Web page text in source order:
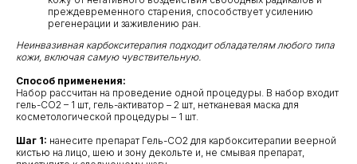
преждевременного старения, способствует усилению
регенерации и заживлению ран.
Неинвазивная карбокситерапия подходит обладателям любого типа
кожи, включая самую чувствительную.
Способ применения:
Набор рассчитан на проведение одной процедуры. В набор входит
гель-СО2 – 1 шт, гель-активатор – 2 шт, нетканевая маска для
косметологической процедуры – 1 шт.
Шаг 1: нанесите препарат Гель-CO2 для карбокситерапии веерной
кистью на лицо, шею и зону декольте и, не смывая препарат,